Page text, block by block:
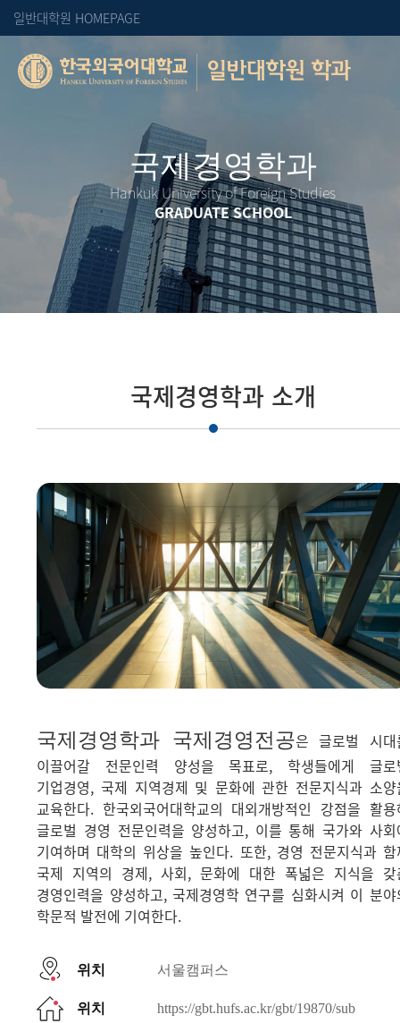
일반대학원 HOMEPAGE
일반대학원 학과
Hankuk University of Foreign Studies
GRADUATE SCHOOL
국제경영학과 소개
국제경영학과 국제경영전공은 글로벌 시대
이끌어갈 전문인력 양성을 목표로, 학생들에게 글로
기업경영, 국제 지역경제 및 문화에 관한 전문지식과 소양
교육한다. 한국외국어대학교의 대외개방적인 강점을 활용
글로벌 경영 전문인력을 양성하고, 이를 통해 국가와 사회
기여하며 대학의 위상을 높인다. 또한, 경영 전문지식과 함
국제 지역의 경제, 사회, 문화에 대한 폭넓은 지식을 갖
경영인력을 양성하고, 국제경영학 연구를 심화시켜 이 분야
학문적 발전에 기여한다.
위치 서울캠퍼스
위치
https://gbt.hufs.ac.kr/gbt/19870/sub